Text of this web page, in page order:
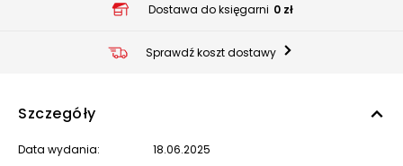
Dostawa do księgarni 0 zł
Sprawdź koszt dostawy
Szczegóły
Data wydania: 18.06.2025